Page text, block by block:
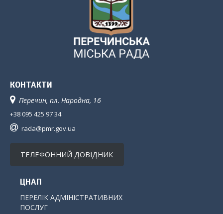
КОНТАКТИ
Перечин, пл. Народна, 16
+38 095 425 97 34
rada@pmr.gov.ua
ТЕЛЕФОННИЙ ДОВІДНИК
ЦНАП
ПЕРЕЛІК АДМІНІСТРАТИВНИХ
ПОСЛУГ